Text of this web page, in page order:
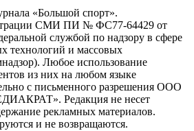
«Большой спорт».
СМИ ПИ № ФС77-64429 от
службой по надзору в сфере
технологий и массовых
Любое использование
из них на любом языке
с письменного разрешения ООО
Редакция не несет
рекламных материалов.
и не возвращаются.